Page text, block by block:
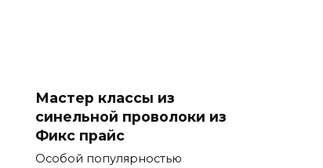
Мастер классы из
синельной проволоки из
Фикс прайс
Особой популярностью